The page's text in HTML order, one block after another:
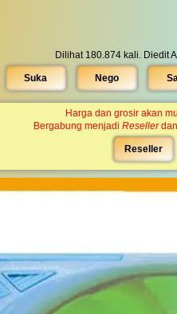
Dilihat 180.874 kali. Diedit
Suka Nego
Harga dan grosir akan
Bergabung menjadi Reseller
Reseller